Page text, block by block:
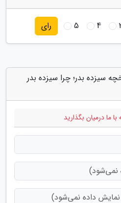
4
5 رای
سیزده بدر؛ چرا سیزده بدر
ما درمیان بگذارید